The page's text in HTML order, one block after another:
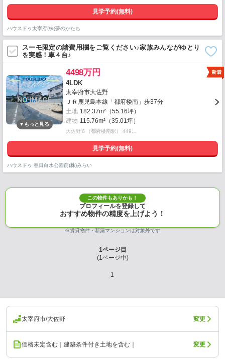
見学予約(無料)
ハウスドゥ太宰府(株)夢のかたち
スーモ限定の諸費用欄をご覧ください♪家族みんながゆとり
を実感！車４台♪
4498万円
4LDK
太宰府市大佐野
ＪＲ鹿児島本線「都府楼南」歩37分
土地 182.37m²（55.16坪）
建物 115.76m²（35.01坪）
大佐野６（都府楼南駅） 449…
見学予約(無料)
ハウスドゥ 春日白水公園前(株)みらい
この物件もありかも！
プロフィールを登録して
おすすめ物件の精度を上げよう！
※賃貸物件・新築マンションは対象外です
1ページ目
(1ページ中)
1
太宰府市/大佐野 変更
価格未定含む｜建築条件付き土地を含む｜ 変更